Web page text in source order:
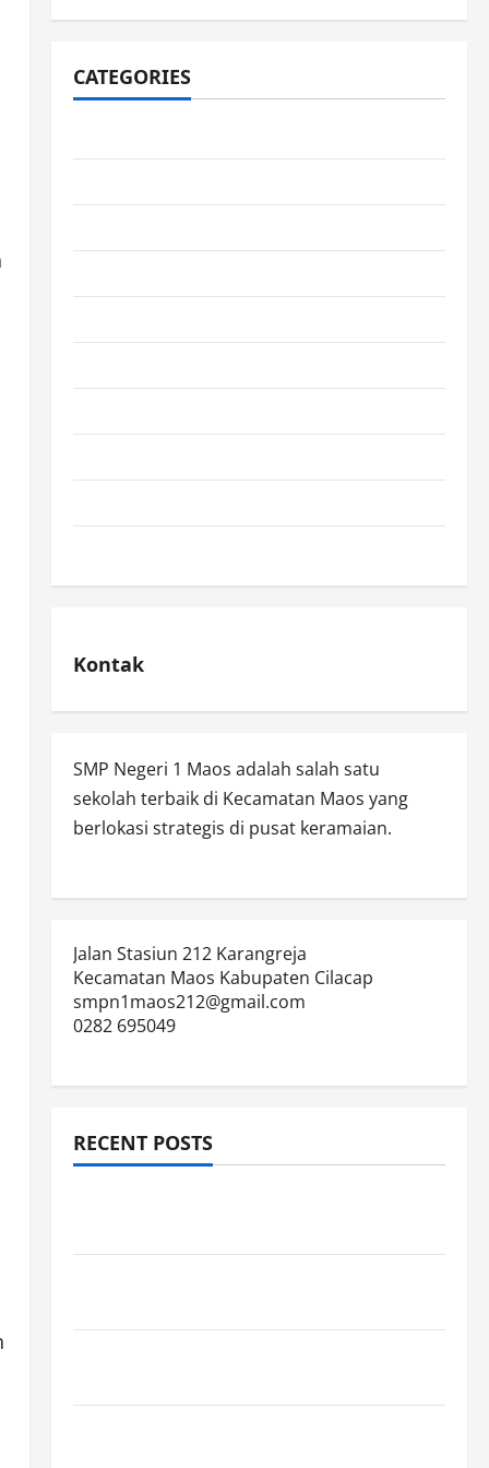
CATEGORIES
Kontak
SMP Negeri 1 Maos adalah salah satu
sekolah terbaik di Kecamatan Maos yang
berlokasi strategis di pusat keramaian.
Jalan Stasiun 212 Karangreja
Kecamatan Maos Kabupaten Cilacap
smpn1maos212@gmail.com
0282 695049
RECENT POSTS